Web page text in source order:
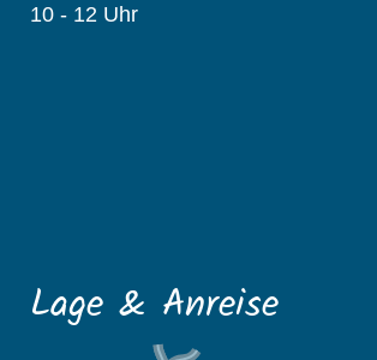
10 - 12 Uhr
Lage & Anreise